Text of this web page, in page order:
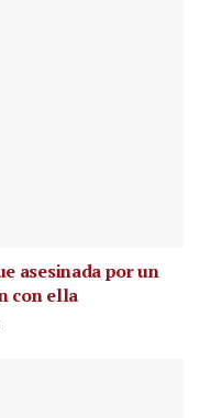
asesinada por un
con ella